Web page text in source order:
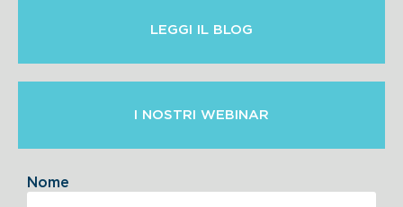
LEGGI IL BLOG
I NOSTRI WEBINAR
Nome